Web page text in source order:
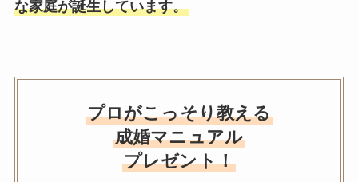
な家庭が誕生しています。
プロがこっそり教える
成婚マニュアル
プレゼント！